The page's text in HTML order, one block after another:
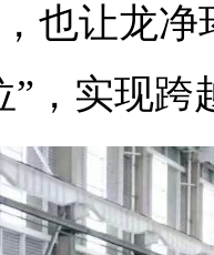
也让龙
”，实现跨